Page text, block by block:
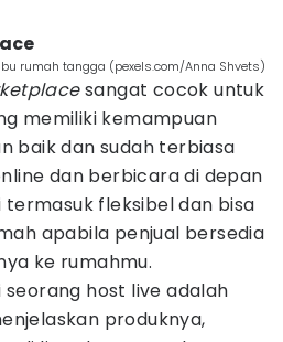
rumah tangga (pexels.com/Anna Shvets)
sangat cocok untuk
memiliki kemampuan
baik dan sudah terbiasa
dan berbicara di depan
termasuk fleksibel dan bisa
apabila penjual bersedia
ke rumahmu.
host live adalah
produknya,